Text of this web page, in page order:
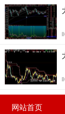
网站首页